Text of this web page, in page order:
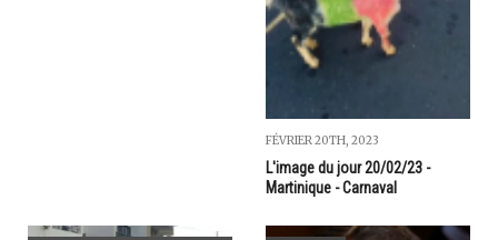
FÉVRIER 20TH, 2023
L'image du jour 20/02/23 -
Martinique - Carnaval